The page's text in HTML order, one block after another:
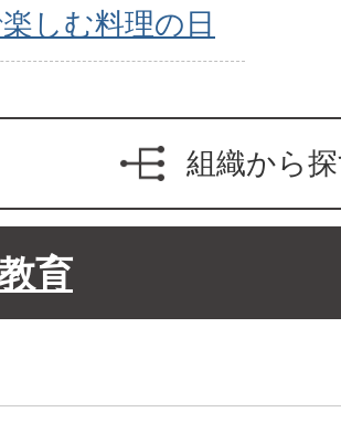
しむ料理の日
組織から
育